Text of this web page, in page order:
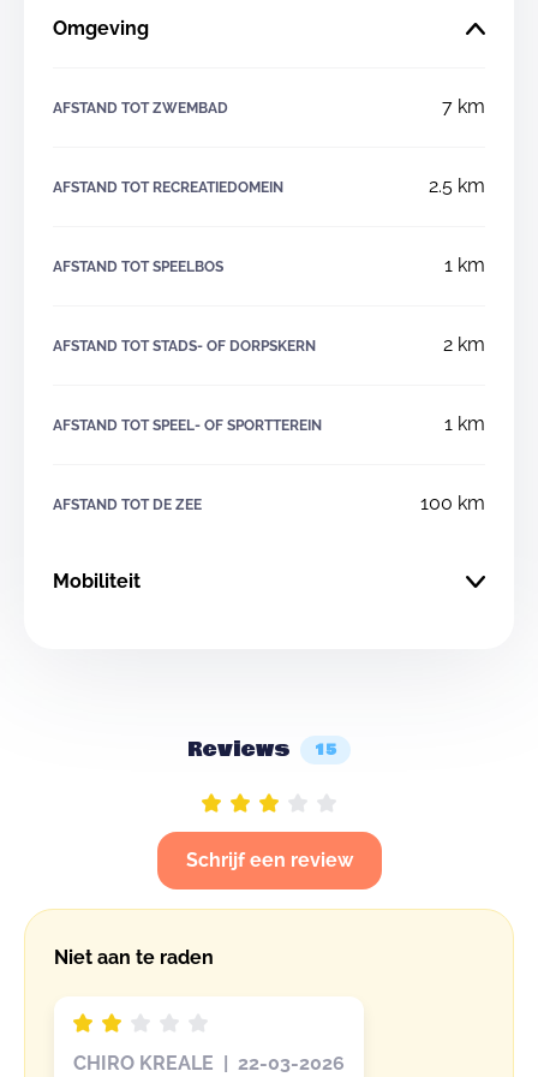
Omgeving
AFSTAND TOT ZWEMBAD 7 km
AFSTAND TOT RECREATIEDOMEIN 2.5 km
AFSTAND TOT SPEELBOS 1 km
AFSTAND TOT STADS- OF DORPSKERN 2 km
AFSTAND TOT SPEEL- OF SPORTTEREIN 1 km
AFSTAND TOT DE ZEE 100 km
Mobiliteit
Reviews 15
Schrijf een review
Niet aan te raden
CHIRO KREALE | 22-03-2026